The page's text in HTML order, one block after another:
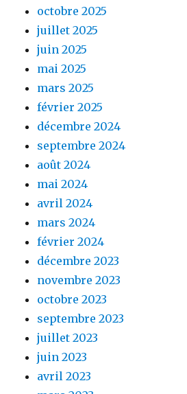
octobre 2025
juillet 2025
juin 2025
mai 2025
mars 2025
février 2025
décembre 2024
septembre 2024
août 2024
mai 2024
avril 2024
mars 2024
février 2024
décembre 2023
novembre 2023
octobre 2023
septembre 2023
juillet 2023
juin 2023
avril 2023